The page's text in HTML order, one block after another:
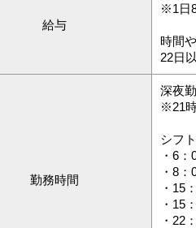
給与
※1日
時間
22日
勤務時間
深夜
※21
シフ
・6
・8
・15
・15
・22